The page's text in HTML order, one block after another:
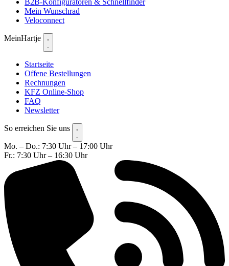
B2B-Konfiguratoren & Schnellfinder
Mein Wunschrad
Veloconnect
MeinHartje
Startseite
Offene Bestellungen
Rechnungen
KFZ Online-Shop
FAQ
Newsletter
So erreichen Sie uns
Mo. – Do.: 7:30 Uhr – 17:00 Uhr
Fr.: 7:30 Uhr – 16:30 Uhr